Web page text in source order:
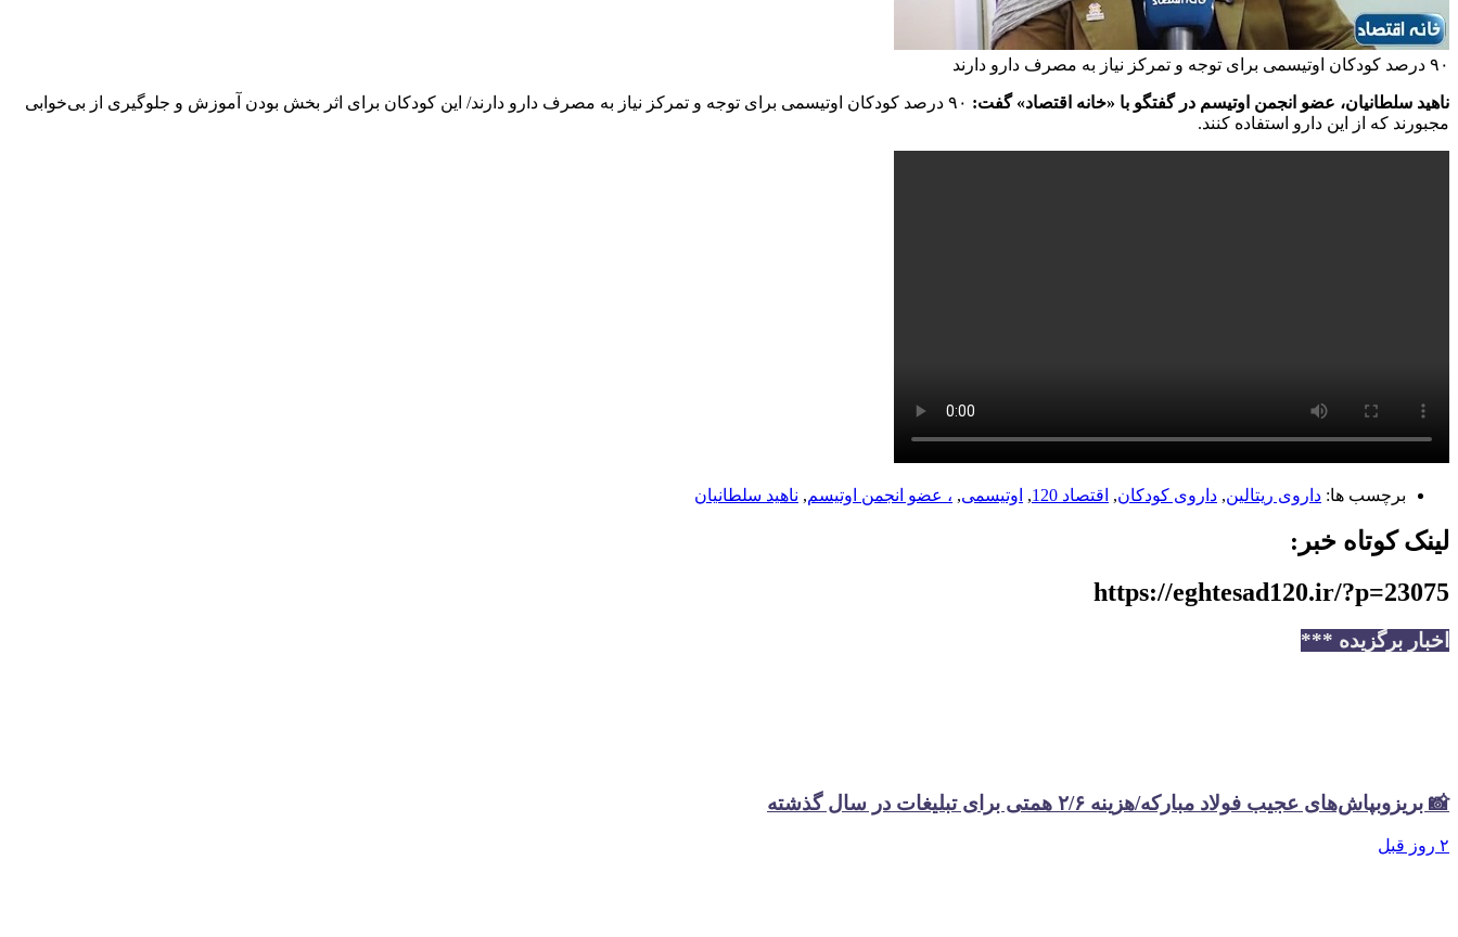
۹۰ درصد کودکان اوتیسمی برای توجه و تمرکز نیاز به مصرف دارو دارند
ناهید سلطانیان، عضو انجمن اوتیسم در گفتگو با «خانه اقتصاد» گفت:
۹۰ درصد کودکان اوتیسمی برای توجه و تمرکز نیاز به مصرف دارو دارند/ این کودکان برای اثر بخش بودن آموزش و جلوگیری از بی‌خوابی
مجبورند که از این دارو استفاده کنند.
برچسب ها: داروی ریتالین, داروی کودکان, اقتصاد 120 , اوتیسمی, ، عضو انجمن اوتیسم, ناهید سلطانیان
لینک کوتاه خبر:
https://eghtesad120.ir/?p=23075
اخبار برگزیده ***
📸 بریزوبپاش‌های عجیب فولاد مبارکه/هزینه ۲/۶ همتی برای تبلیغات در سال گذشته
۲ روز قبل